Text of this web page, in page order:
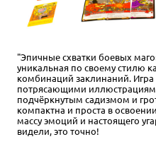
"Эпичные схватки боевых
уникальная по своему стилю
комбинаций заклинаний.
потрясающими
подчёркнутым садизмом и
компактна и проста в
массу эмоций и настоящего
видели, это точно!